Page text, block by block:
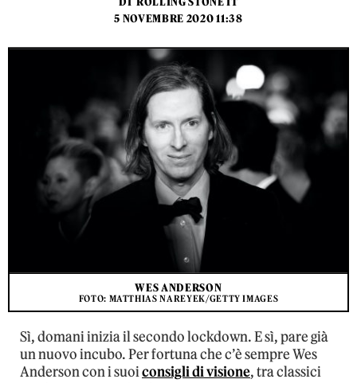
5 NOVEMBRE 2020 11:38
WES ANDERSON
FOTO: MATTHIAS NAREYEK/GETTY IMAGES
Sì, domani inizia il secondo lockdown. E sì, pare già
un nuovo incubo. Per fortuna che c’è sempre Wes
Anderson con i suoiconsigli di visione, tra classici